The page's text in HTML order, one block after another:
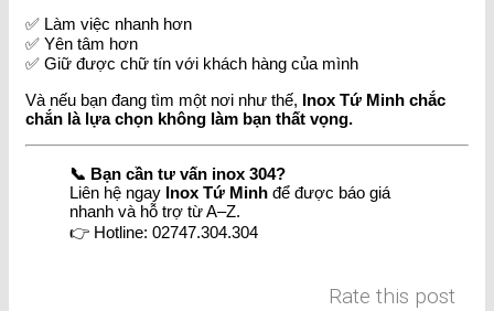
✅ Làm việc nhanh hơn
✅ Yên tâm hơn
✅ Giữ được chữ tín với khách hàng của mình
Và nếu bạn đang tìm một nơi như thế, Inox Tứ Minh chắc
chắn là lựa chọn không làm bạn thất vọng.
📞 Bạn cần tư vấn inox 304?
Liên hệ ngay Inox Tứ Minh để được báo giá
nhanh và hỗ trợ từ A–Z.
👉 Hotline: 02747.304.304
Rate this post